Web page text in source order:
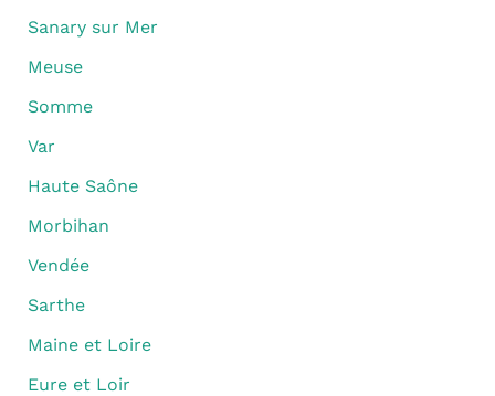
Sanary sur Mer
Meuse
Somme
Var
Haute Saône
Morbihan
Vendée
Sarthe
Maine et Loire
Eure et Loir